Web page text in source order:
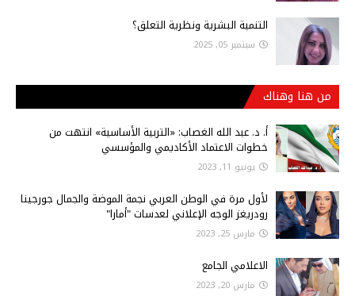
التنمية البشرية ونظرية التعلق؟
سبتمبر 05, 2025
من هنا وهناك
أ‌. د. عبد الله الغصاب: «التربية الأساسية» انتهت من
خطوات الاعتماد الأكاديمي والمؤسسي
يونيو 11, 2023
لأول مرة في الوطن العربي نجمة الموضة والجمال جورجينا
رودريغز الوجه الإعلاني لعدسات "أمارا"
مارس 25, 2023
الاعلامي الجامع
مارس 20, 2023